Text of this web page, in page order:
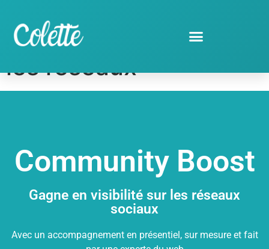
Gagne en visibilité sur
les réseaux
Community Boost
Gagne en visibilité sur les réseaux
sociaux
Avec un accompagnement en présentiel, sur mesure et fait